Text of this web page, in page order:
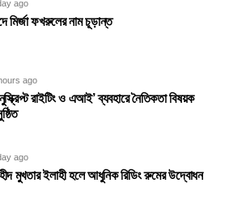
ago
মির্জা ফখরুলের নাম চূড়ান্ত
ago
রাইটিং ও এআই’ ব্যবহারে নৈতিকতা বিষয়ক
ago
মুখতার ইলাহী হলে আধুনিক রিডিং রুমের উদ্বোধন